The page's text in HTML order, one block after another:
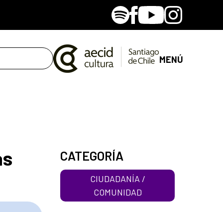
SpotifyFacebook
YoutubeInstagram
MENÚ
CATEGORÍA
CIUDADANÍA /
COMUNIDAD